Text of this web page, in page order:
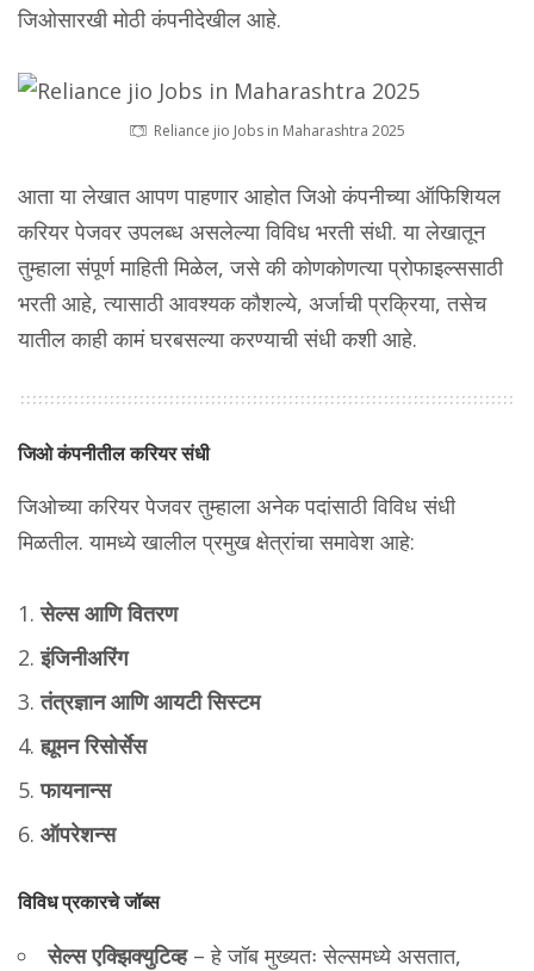
जिओसारखी मोठी कंपनीदेखील आहे.
Reliance jio Jobs in Maharashtra 2025
आता या लेखात आपण पाहणार आहोत जिओ कंपनीच्या ऑफिशियल
करियर पेजवर उपलब्ध असलेल्या विविध भरती संधी. या लेखातून
तुम्हाला संपूर्ण माहिती मिळेल, जसे की कोणकोणत्या प्रोफाइल्ससाठी
भरती आहे, त्यासाठी आवश्यक कौशल्ये, अर्जाची प्रक्रिया, तसेच
यातील काही कामं घरबसल्या करण्याची संधी कशी आहे.
जिओ कंपनीतील करियर संधी
जिओच्या करियर पेजवर तुम्हाला अनेक पदांसाठी विविध संधी
मिळतील. यामध्ये खालील प्रमुख क्षेत्रांचा समावेश आहे:
सेल्स आणि वितरण
इंजिनीअरिंग
तंत्रज्ञान आणि आयटी सिस्टम
ह्यूमन रिसोर्सेस
फायनान्स
ऑपरेशन्स
विविध प्रकारचे जॉब्स
सेल्स एक्झिक्युटिव्ह– हे जॉब मुख्यतः सेल्समध्ये असतात,